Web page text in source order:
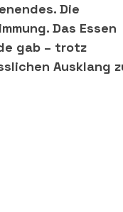
Die
Das Essen
gab – trotz
Ausklang